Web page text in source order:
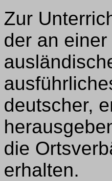
Zur
der an
deutscher,
die
erhalten.